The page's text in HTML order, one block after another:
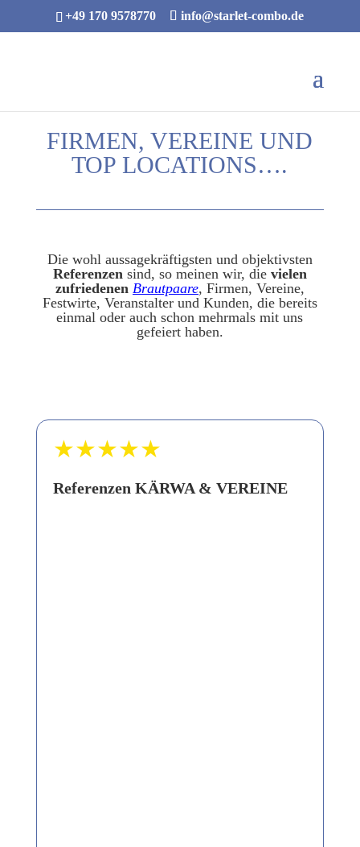
+49 170 9578770 info@starlet-combo.de
FIRMEN, VEREINE UND
TOP LOCATIONS….
Die wohl aussagekräftigsten und objektivsten
Referenzensind, so meinen wir, die vielen
zufriedenen Brautpaare, Firmen, Vereine,
Festwirte, Veranstalter und Kunden, die bereits
einmal oder auch schon mehrmals mit uns
gefeiert haben.
★★★★★
Referenzen KÄRWA & VEREINE